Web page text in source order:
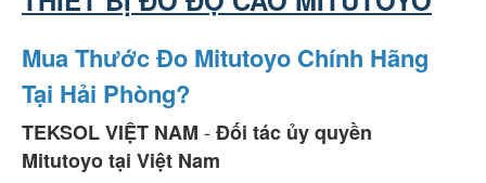
Mua Thước Đo Mitutoyo Chính Hãng
Tại Hải Phòng?
TEKSOL VIỆT NAM - Đối tác ủy quyền
Mitutoyo tại Việt Nam